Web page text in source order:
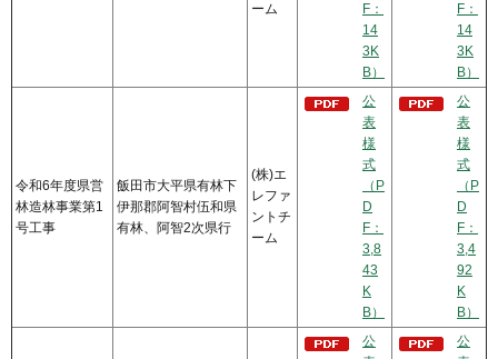
ーム
F：
14
3K
B）
F：
14
3K
B）
令和6年度県営
林造林事業第1
号工事
飯田市大平県有林下
伊那郡阿智村伍和県
有林、阿智2次県行
(株)エ
レファ
ントチ
ーム
公
表
様
式
（P
D
F：
3,8
43
K
B）
公
表
様
式
（P
D
F：
3,4
92
K
B）
公
公